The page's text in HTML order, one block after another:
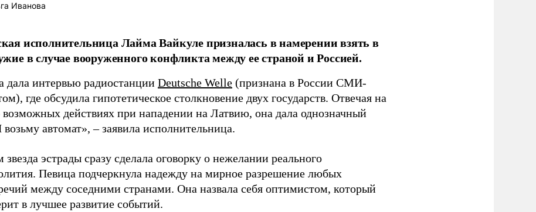
Иванова
исполнительница Лайма Вайкуле призналась в намерении взять в
в случае вооруженного конфликта между ее страной и Россией.
дала интервью радиостанции Deutsche Welle (признана в России СМИ-
где обсудила гипотетическое столкновение двух государств. Отвечая на
возможных действиях при нападении на Латвию, она дала однозначный
возьму автомат», – заявила исполнительница.
эстрады сразу сделала оговорку о нежелании реального
Певица подчеркнула надежду на мирное разрешение любых
между соседними странами. Она назвала себя оптимистом, который
в лучшее развитие событий.